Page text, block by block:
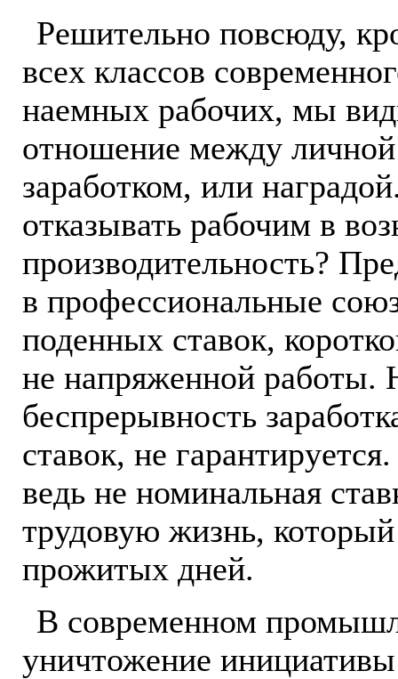
Решительно повсюду,
всех классов
наемных рабочих, мы
отношение между
заработком, или
отказывать рабочим в
производительность?
в профессиональные
поденных ставок,
не напряженной работы.
беспрерывность
ставок, не
ведь не номинальная
трудовую жизнь,
прожитых дней.
В современном
уничтожение